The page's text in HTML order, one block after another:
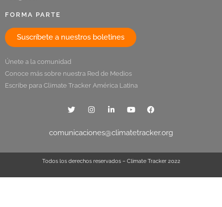
FORMA PARTE
Suscríbete a nuestros boletines
Únete a la comunidad
Conoce más sobre nuestra Red de Medios
Escribe para Climate Tracker América Latina
comunicaciones@climatetracker.org
Todos los derechos reservados – Climate Tracker 2022